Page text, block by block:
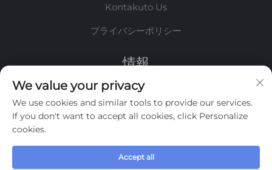
Kontakuto Us
プライバシーポリシー
情報
毎週のニュースレターを受け取るためにサインアップしてく
ださい
We value your privacy
We use cookies and similar tools to provide our services.
If you don't want to accept all cookies, click Personalize
cookies.
Accept all